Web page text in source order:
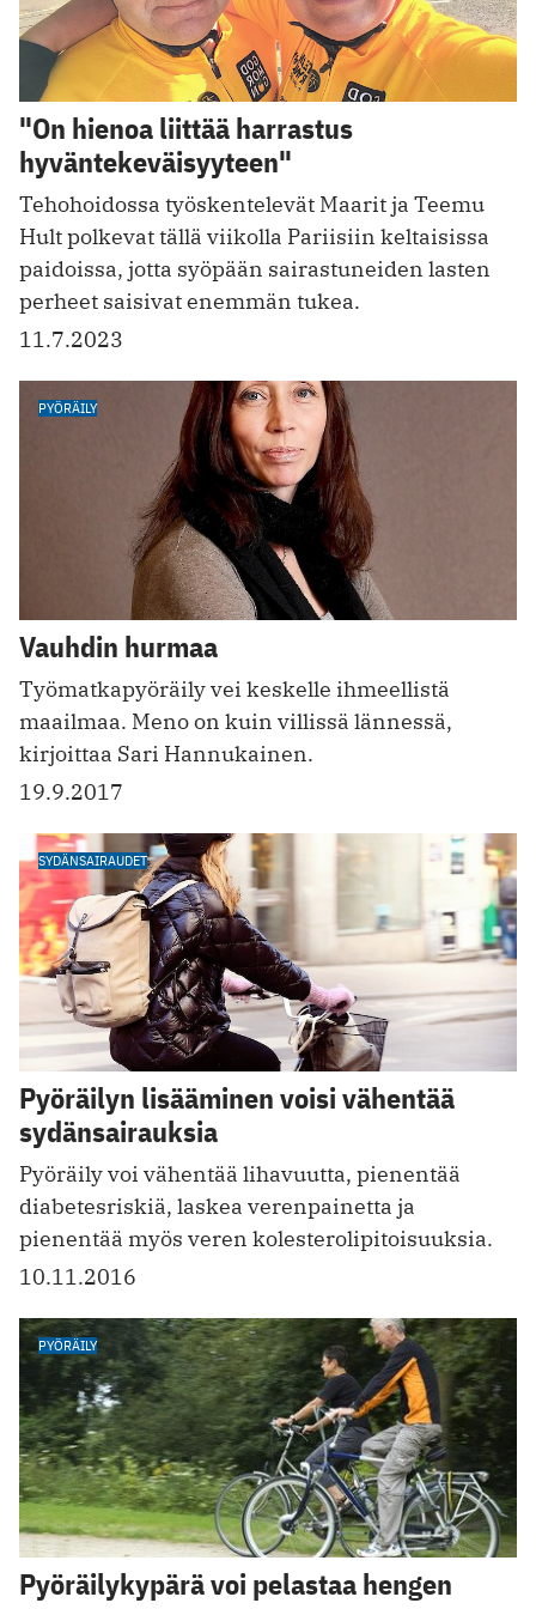
"On hienoa liittää harrastus
hyväntekeväisyyteen"
Tehohoidossa työskentelevät Maarit ja Teemu
Hult polkevat tällä viikolla Pariisiin keltaisissa
paidoissa, jotta syöpään sairastuneiden lasten
perheet saisivat enemmän tukea.
11.7.2023
PYÖRÄILY
Vauhdin hurmaa
Työmatkapyöräily vei keskelle ihmeellistä
maailmaa. Meno on kuin villissä lännessä,
kirjoittaa Sari Hannukainen.
19.9.2017
SYDÄNSAIRAUDET
Pyöräilyn lisääminen voisi vähentää
sydänsairauksia
Pyöräily voi vähentää lihavuutta, pienentää
diabetesriskiä, laskea verenpainetta ja
pienentää myös veren kolesterolipitoisuuksia.
10.11.2016
PYÖRÄILY
Pyöräilykypärä voi pelastaa hengen